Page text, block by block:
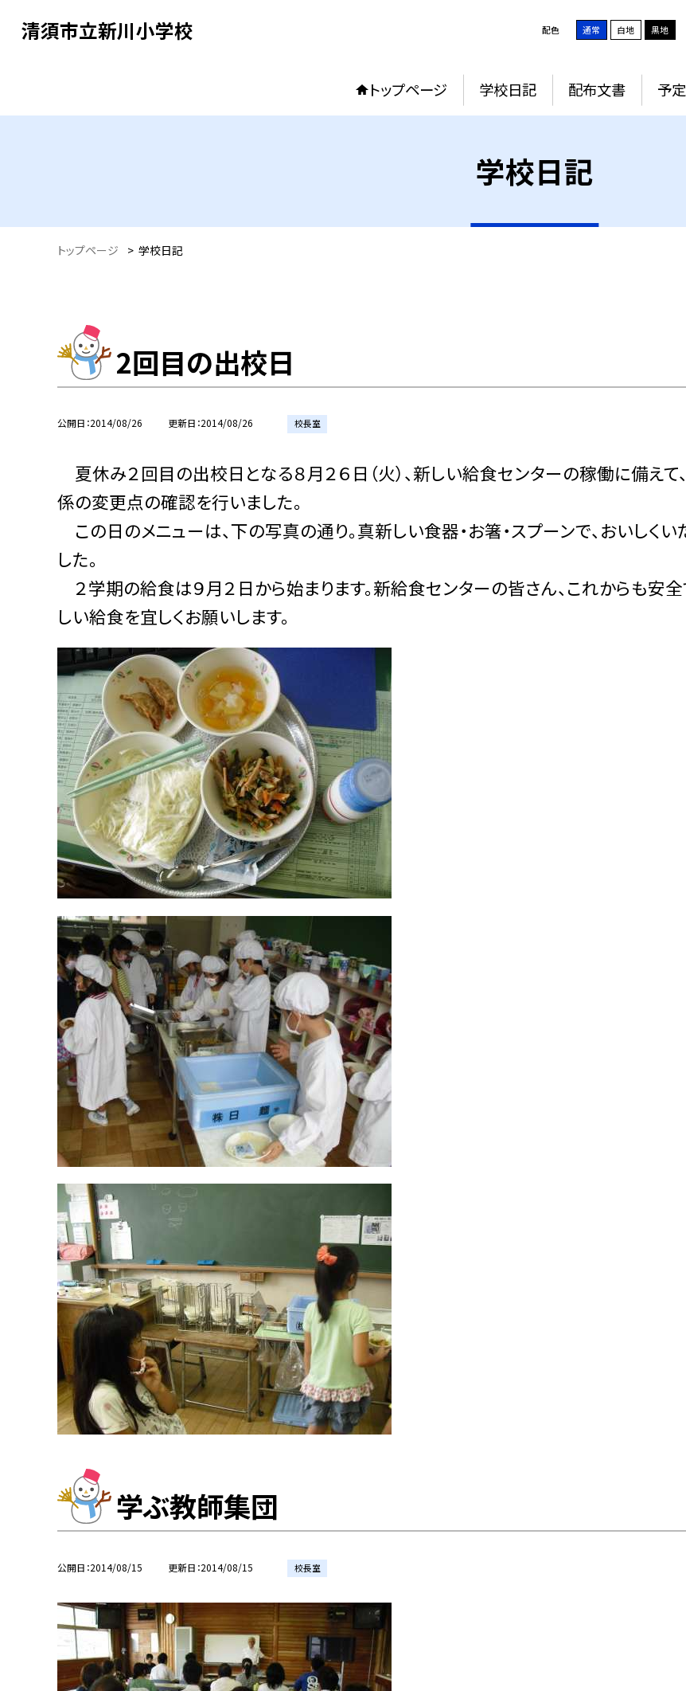
清須市立新川小学校 配色 通常 白地 黒地
トップページ 学校日記 配布文書 予
学校日記
トップページ > 学校日記
2回目の出校日
公開日 2014/08/26 更新日 2014/08/26 校長室
夏休み２回目の出校日となる８月２６日（火）、新しい給食センターの稼働に備えて
係の変更点の確認を行いました。
この日のメニューは、下の写真の通り。真新しい食器・お箸・スプーンで、おいしくい
した。
２学期の給食は９月２日から始まります。新給食センターの皆さん、これからも安
しい給食を宜しくお願いします。
学ぶ教師集団
公開日 2014/08/15 更新日 2014/08/15 校長室